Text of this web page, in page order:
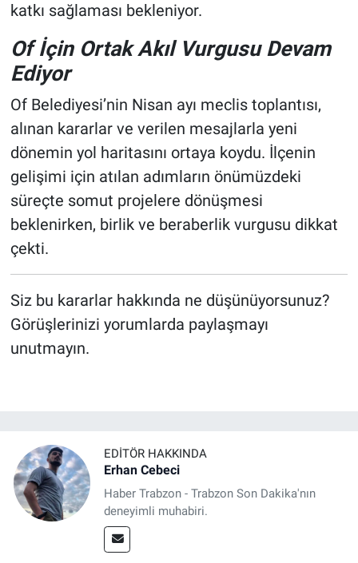
katkı sağlaması bekleniyor.
Of İçin Ortak Akıl Vurgusu Devam
Ediyor
Of Belediyesi’nin Nisan ayı meclis toplantısı,
alınan kararlar ve verilen mesajlarla yeni
dönemin yol haritasını ortaya koydu. İlçenin
gelişimi için atılan adımların önümüzdeki
süreçte somut projelere dönüşmesi
beklenirken, birlik ve beraberlik vurgusu dikkat
çekti.
Siz bu kararlar hakkında ne düşünüyorsunuz?
Görüşlerinizi yorumlarda paylaşmayı
unutmayın.
EDITÖR HAKKINDA
Erhan Cebeci
Haber Trabzon - Trabzon Son Dakika'nın
deneyimli muhabiri.